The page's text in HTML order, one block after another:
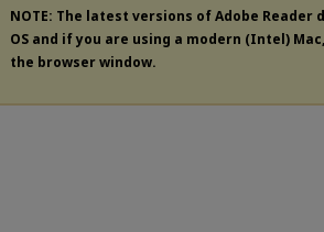
NOTE: The latest versions of Adobe Reader
OS and if you are using a modern (Intel)
the browser window.